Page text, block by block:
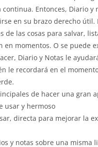
Entonces, Diario y
en su brazo derecho útil.
de las cosas para salvar,
en momentos. O se puede
Diario y Notas le
le recordará en el
de hacer una gran
usar y hermoso
directa para mejorar la
y notas sobre una misma